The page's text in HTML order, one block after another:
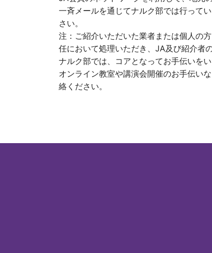
一斉メールを通じてナルク部では行って
さい。
注：ご紹介いただいた業者または個人の
任において処理いただき、JA及び紹介者
ナルク部では、コアとなってお手伝いを
オンライン教室や講演会開催のお手伝い
絡ください。